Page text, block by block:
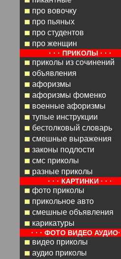
про вовочку
про пьяных
про студентов
про женщин
· · · ПРИКОЛЫ · · ·
приколы из сочинений
объявления
афоризмы
афоризмы фоменко
военные афоризмы
тупые инструкции
бестолковый словарь
смешные выражения
законы подлости
смс приколы
разные приколы
· · · КАРТИНКИ · · ·
фото приколы
прикольное авто
смешные объявления
карикатуры
· · · ФОТО ВИДЕО АУДИО·
видео приколы
аудио приколы